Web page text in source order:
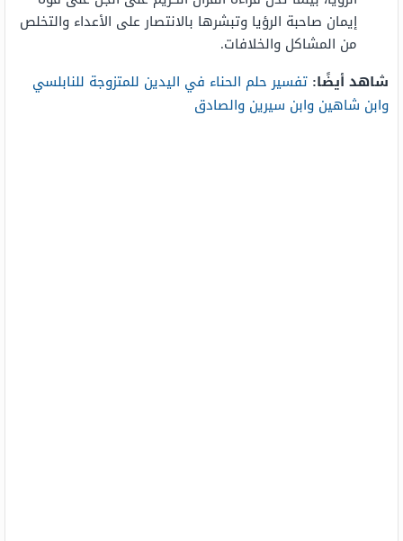
إيمان صاحبة الرؤيا وتبشرها بالانتصار على الأعداء والتخلص
من المشاكل والخلافات.
شاهد أيضًا: تفسير حلم الحناء في اليدين للمتزوجة للنابلسي
وابن شاهين وابن سيرين والصادق